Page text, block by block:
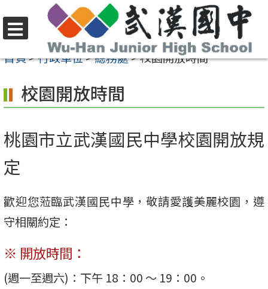
至
內
容
區
選
單
首頁>行政單位>總務處>校園開放時間
校園開放時間
桃園市立武漢國民中學校園開放規
定
歡迎您蒞臨武漢國民中學，敬請愛護美麗校園，遵
守相關約定：
※ 開放時間：
(週一至週六)：下午 18：00 ～ 19：00。